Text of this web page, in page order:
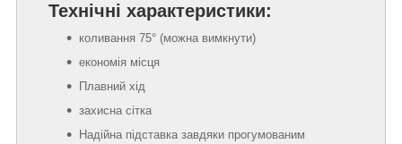
Технічні характеристики:
коливання 75° (можна вимкнути)
економія місця
Плавний хід
захисна сітка
Надійна підставка завдяки прогумованим